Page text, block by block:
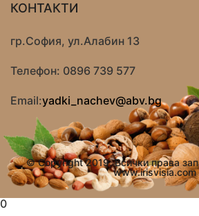
КОНТАКТИ
гр.София, ул.Алабин 13
Телефон: 0896 739 577
Email:yadki_nachev@abv.bg
© Copyright 2019. Всички права
www.irisvisia.com
0